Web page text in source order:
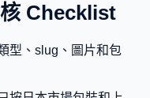
Checklist
型、slug、圖片和包